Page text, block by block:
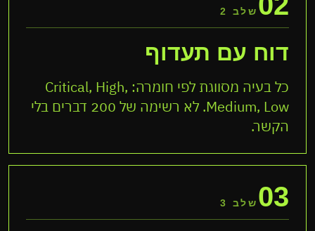
שלב 2
דוח עם תעדוף
כל בעיה מסווגת לפי חומרה: Critical, High,
Medium, Low. לא רשימה של 200 דברים בלי
הקשר.
03 שלב 3